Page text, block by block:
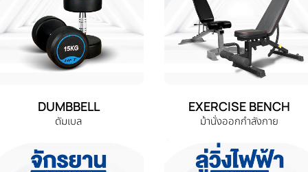
DUMBBELL
ดัมเบล
EXERCISE BENCH
ม้านั่งออกกำลังกาย